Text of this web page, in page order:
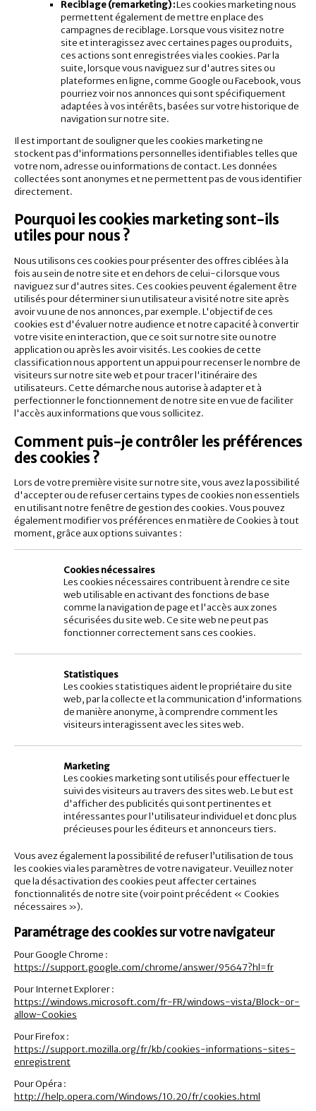
Reciblage (remarketing) :Les cookies marketing nous
permettent également de mettre en place des
campagnes de reciblage. Lorsque vous visitez notre
site et interagissez avec certaines pages ou produits,
ces actions sont enregistrées via les cookies. Par la
suite, lorsque vous naviguez sur d'autres sites ou
plateformes en ligne, comme Google ou Facebook, vous
pourriez voir nos annonces qui sont spécifiquement
adaptées à vos intérêts, basées sur votre historique de
navigation sur notre site.
Il est important de souligner que les cookies marketing ne
stockent pas d'informations personnelles identifiables telles que
votre nom, adresse ou informations de contact. Les données
collectées sont anonymes et ne permettent pas de vous identifier
directement.
Pourquoi les cookies marketing sont-ils
utiles pour nous ?
Nous utilisons ces cookies pour présenter des offres ciblées à la
fois au sein de notre site et en dehors de celui-ci lorsque vous
naviguez sur d'autres sites. Ces cookies peuvent également être
utilisés pour déterminer si un utilisateur a visité notre site après
avoir vu une de nos annonces, par exemple. L'objectif de ces
cookies est d'évaluer notre audience et notre capacité à convertir
votre visite en interaction, que ce soit sur notre site ou notre
application ou après les avoir visités. Les cookies de cette
classification nous apportent un appui pour recenser le nombre de
visiteurs sur notre site web et pour tracer l'itinéraire des
utilisateurs. Cette démarche nous autorise à adapter et à
perfectionner le fonctionnement de notre site en vue de faciliter
l'accès aux informations que vous sollicitez.
Comment puis-je contrôler les préférences
des cookies ?
Lors de votre première visite sur notre site, vous avez la possibilité
d'accepter ou de refuser certains types de cookies non essentiels
en utilisant notre fenêtre de gestion des cookies. Vous pouvez
également modifier vos préférences en matière de Cookies à tout
moment, grâce aux options suivantes :
Cookies nécessaires
Les cookies nécessaires contribuent à rendre ce site
web utilisable en activant des fonctions de base
comme la navigation de page et l'accès aux zones
sécurisées du site web. Ce site web ne peut pas
fonctionner correctement sans ces cookies.
Statistiques
Les cookies statistiques aident le propriétaire du site
web, par la collecte et la communication d'informations
de manière anonyme, à comprendre comment les
visiteurs interagissent avec les sites web.
Marketing
Les cookies marketing sont utilisés pour effectuer le
suivi des visiteurs au travers des sites web. Le but est
d'afficher des publicités qui sont pertinentes et
intéressantes pour l'utilisateur individuel et donc plus
précieuses pour les éditeurs et annonceurs tiers.
Vous avez également la possibilité de refuser l’utilisation de tous
les cookies via les paramètres de votre navigateur. Veuillez noter
que la désactivation des cookies peut affecter certaines
fonctionnalités de notre site (voir point précédent « Cookies
nécessaires »).
Paramétrage des cookies sur votre navigateur
Pour Google Chrome :
https://support.google.com/chrome/answer/95647?hl=fr
Pour Internet Explorer :
https://windows.microsoft.com/fr-FR/windows-vista/Block-or-
allow-Cookies
Pour Firefox :
https://support.mozilla.org/fr/kb/cookies-informations-sites-
enregistrent
Pour Opéra :
http://help.opera.com/Windows/10.20/fr/cookies.html